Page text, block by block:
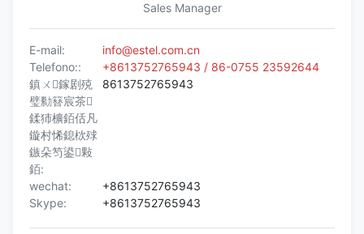
Sales Manager
E-mail:
info@estel.com.cn
Telefono::
+8613752765943 / 86-0755 23592644
鎮ㄨ鎵剧殑
璧勬簮宸茶
鍒犻櫎銆佸凡
鏇村悕鎴栨殏
鏃朵笉鍙敤
銆:
8613752765943
wechat:
+8613752765943
Skype:
+8613752765943